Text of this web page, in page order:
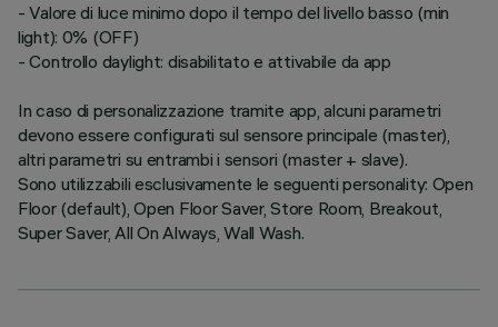
- Valore di luce minimo dopo il tempo del livello basso (min
light): 0% (OFF)
- Controllo daylight: disabilitato e attivabile da app
In caso di personalizzazione tramite app, alcuni parametri
devono essere configurati sul sensore principale (master),
altri parametri su entrambi i sensori (master + slave).
Sono utilizzabili esclusivamente le seguenti personality: Open
Floor (default), Open Floor Saver, Store Room, Breakout,
Super Saver, All On Always, Wall Wash.